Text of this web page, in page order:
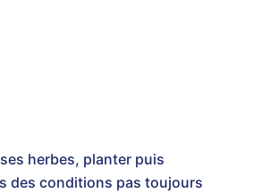
herbes, planter puis
des conditions pas toujours